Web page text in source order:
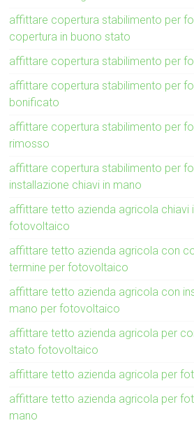
affittare copertura stabilimento per
copertura in buono stato
affittare copertura stabilimento per
affittare copertura stabilimento per
bonificato
affittare copertura stabilimento per
rimosso
affittare copertura stabilimento per
installazione chiavi in mano
affittare tetto azienda agricola chiavi
fotovoltaico
affittare tetto azienda agricola con
termine per fotovoltaico
affittare tetto azienda agricola con
mano per fotovoltaico
affittare tetto azienda agricola per
stato fotovoltaico
affittare tetto azienda agricola per
affittare tetto azienda agricola per
mano